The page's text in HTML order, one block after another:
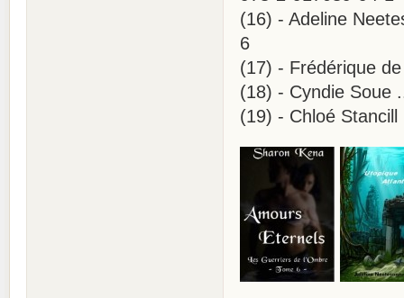
(16) - Adeline
6
(17) - Frédérique
(18) - Cyndie Soue
(19) - Chloé